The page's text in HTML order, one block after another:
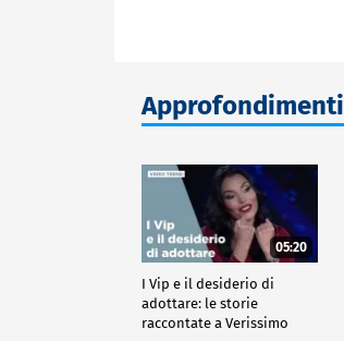
Approfondimenti
05:20
I Vip e il desiderio di
adottare: le storie
raccontate a Verissimo